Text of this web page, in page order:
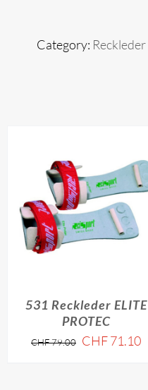
CUP
Category: Reckleder
531 Reckleder ELITE
PROTEC
CHF79.00 CHF71.10